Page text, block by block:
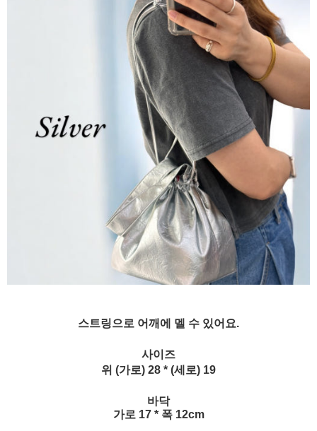
스트링으로 어깨에 멜 수 있어요.
사이즈
위 (가로) 28 * (세로) 19
바닥
가로 17 * 폭 12cm